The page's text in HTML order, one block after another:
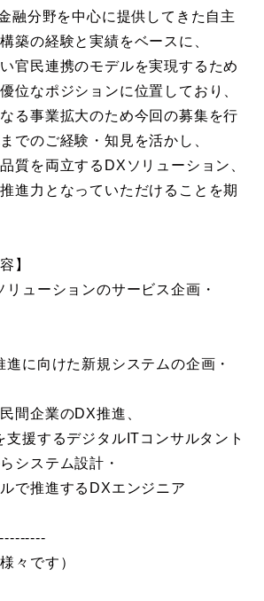
融分野を中心に提供してきた自主
築の経験と実績をベースに、
官民連携のモデルを実現するため
位なポジションに位置しており、
る事業拡大のため今回の募集を行
でのご経験・知見を活かし、
質を両立するDXソリューション、
進力となっていただけることを期
】
リューションのサービス企画・
進に向けた新規システムの企画・
間企業のDX推進、
支援するデジタルITコンサルタント
システム設計・
で推進するDXエンジニア
々です）